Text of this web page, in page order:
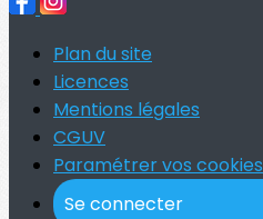
Plan du site
Licences
Mentions légales
CGUV
Paramétrer vos cookies
Se connecter